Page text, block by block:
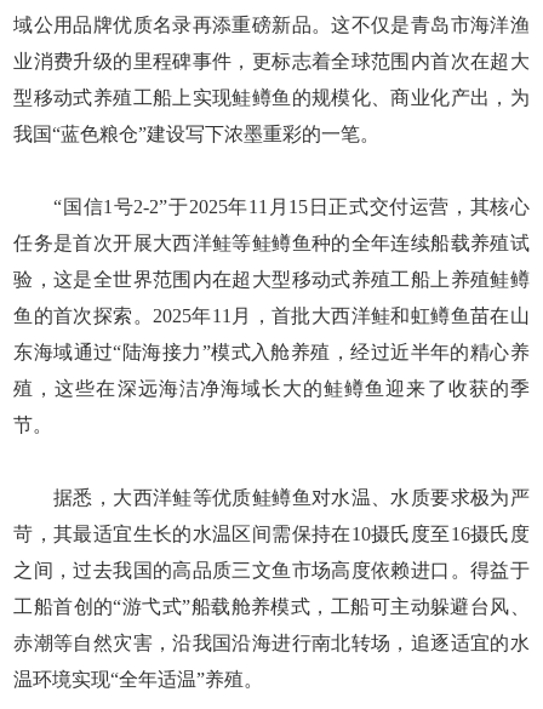
域公用品牌优质名录再添重磅新品。这不仅是青岛市海洋渔
业消费升级的里程碑事件，更标志着全球范围内首次在超大
型移动式养殖工船上实现鲑鳟鱼的规模化、商业化产出，为
我国“蓝色粮仓”建设写下浓墨重彩的一笔。
“国信1号2-2”于2025年11月15日正式交付运营，其核心
任务是首次开展大西洋鲑等鲑鳟鱼种的全年连续船载养殖试
验，这是全世界范围内在超大型移动式养殖工船上养殖鲑鳟
鱼的首次探索。2025年11月，首批大西洋鲑和虹鳟鱼苗在山
东海域通过“陆海接力”模式入舱养殖，经过近半年的精心养
殖，这些在深远海洁净海域长大的鲑鳟鱼迎来了收获的季
节。
据悉，大西洋鲑等优质鲑鳟鱼对水温、水质要求极为严
苛，其最适宜生长的水温区间需保持在10摄氏度至16摄氏度
之间，过去我国的高品质三文鱼市场高度依赖进口。得益于
工船首创的“游弋式”船载舱养模式，工船可主动躲避台风、
赤潮等自然灾害，沿我国沿海进行南北转场，追逐适宜的水
温环境实现“全年适温”养殖。